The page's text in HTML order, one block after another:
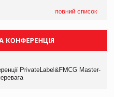
повний список
КОНФЕРЕНЦІЯ
PrivateLabel&FMCG Master-